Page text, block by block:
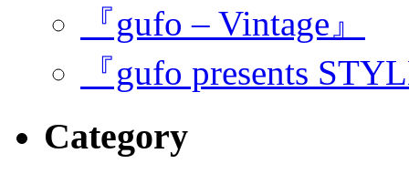
『gufo – Vintage』
『gufo presents
Category